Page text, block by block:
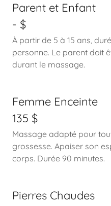
Parent et Enfant
- $
À partir de 5 à 15 ans,
personne. Le parent doit
durant le massage.
Femme Enceinte
135 $
Massage adapté pour
grossesse. Apaiser son
corps. Durée 90 minutes.
Pierres Chaudes